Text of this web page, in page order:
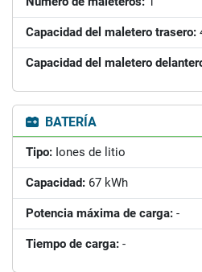
Capacidad del maletero trasero:
Capacidad del maletero
BATERÍA
Tipo: Iones de litio
Capacidad: 67 kWh
Potencia máxima de carga: -
Tiempo de carga: -